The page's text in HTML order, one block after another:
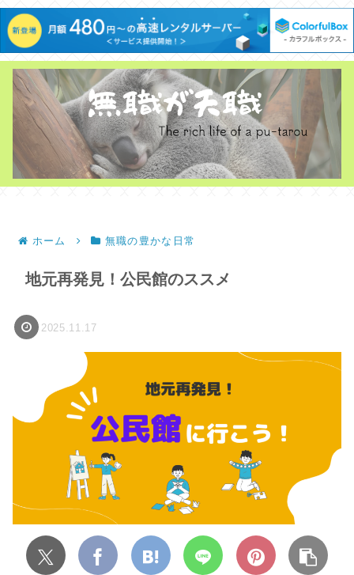
ホーム 無職の豊かな日常
地元再発見！公民館のススメ
2025.11.17